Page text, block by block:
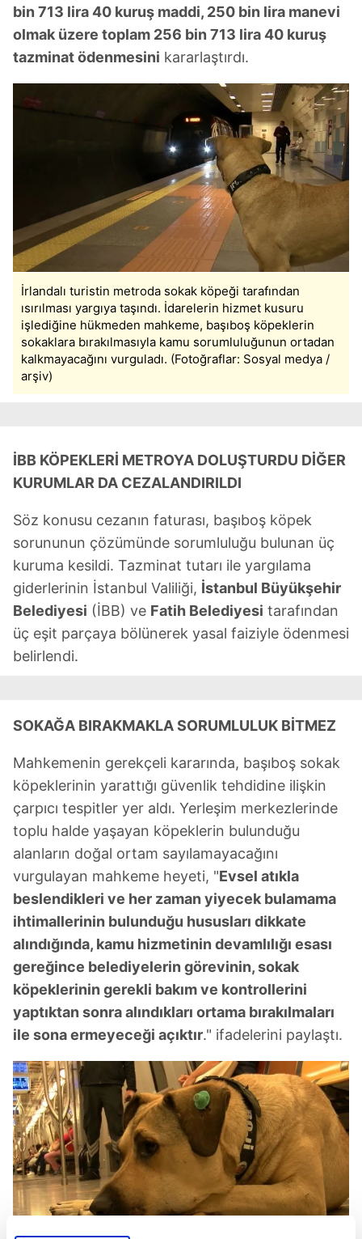
bin 713 lira 40 kuruş maddi, 250 bin lira manevi
olmak üzere toplam 256 bin 713 lira 40 kuruş
tazminat ödenmesini kararlaştırdı.
İrlandalı turistin metroda sokak köpeği tarafından
ısırılması yargıya taşındı. İdarelerin hizmet kusuru
işlediğine hükmeden mahkeme, başıboş köpeklerin
sokaklara bırakılmasıyla kamu sorumluluğunun ortadan
kalkmayacağını vurguladı. (Fotoğraflar: Sosyal medya /
arşiv)
İBB KÖPEKLERİ METROYA DOLUŞTURDU DİĞER
KURUMLAR DA CEZALANDIRILDI
Söz konusu cezanın faturası, başıboş köpek
sorununun çözümünde sorumluluğu bulunan üç
kuruma kesildi. Tazminat tutarı ile yargılama
giderlerinin İstanbul Valiliği, İstanbul Büyükşehir
Belediyesi (İBB) ve Fatih Belediyesi tarafından
üç eşit parçaya bölünerek yasal faiziyle ödenmesi
belirlendi.
SOKAĞA BIRAKMAKLA SORUMLULUK BİTMEZ
Mahkemenin gerekçeli kararında, başıboş sokak
köpeklerinin yarattığı güvenlik tehdidine ilişkin
çarpıcı tespitler yer aldı. Yerleşim merkezlerinde
toplu halde yaşayan köpeklerin bulunduğu
alanların doğal ortam sayılamayacağını
vurgulayan mahkeme heyeti, "Evsel atıkla
beslendikleri ve her zaman yiyecek bulamama
ihtimallerinin bulunduğu hususları dikkate
alındığında, kamu hizmetinin devamlılığı esası
gereğince belediyelerin görevinin, sokak
köpeklerinin gerekli bakım ve kontrollerini
yaptıktan sonra alındıkları ortama bırakılmaları
ile sona ermeyeceği açıktır." ifadelerini paylaştı.